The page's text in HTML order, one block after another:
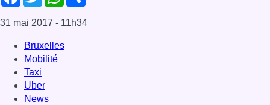
31 mai 2017 - 11h34
Bruxelles
Mobilité
Taxi
Uber
News